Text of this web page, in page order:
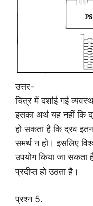
उत्तर-
चित्र में दर्शाई गई
इसका अर्थ यह नहीं कि
हो सकता है कि द्रव
समर्थ न हो। इसलिए
उपयोग किया जा सकता
प्रदीप्त हो उठता है।
प्रश्न 5.